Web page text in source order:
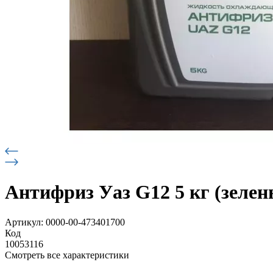
Антифриз Уаз G12 5 кг
Артикул: 0000-00-473401700
Код
10053116
Смотреть все характеристики